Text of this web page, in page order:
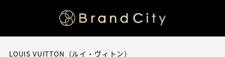
LOUIS VUITTON（ルイ・ヴィトン）